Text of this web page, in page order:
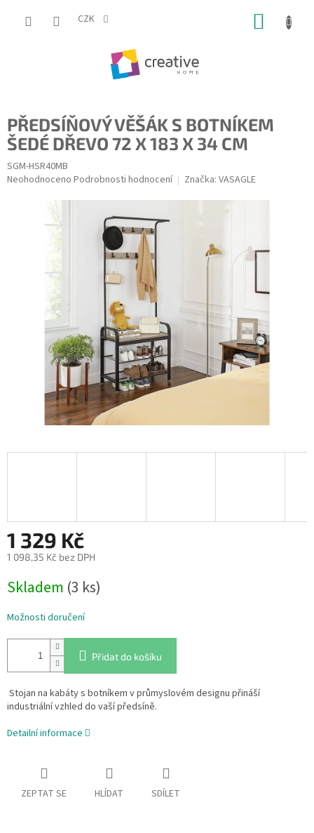
CZK
PŘEDSÍŇOVÝ VĚŠÁK S BOTNÍKEM
ŠEDÉ DŘEVO 72 X 183 X 34 CM
SGM-HSR40MB
Průměrné
hvězdiček.
Neohodnoceno Podrobnosti hodnocení Značka: VASAGLE
1 329 Kč
1 098,35 Kč bez DPH
cena:
Skladem (3 ks)
Možnosti doručení
Přidat do košíku
Stojan na kabáty s botníkem v průmyslovém designu přináší
industriální vzhled do vaší předsíně.
Detailní informace
ZEPTAT SE HLÍDAT SDÍLET